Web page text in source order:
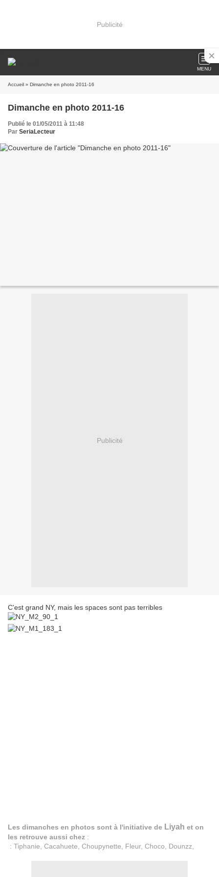
Publicité
MENU
Accueil » Dimanche en photo 2011-16
Dimanche en photo 2011-16
Publié le 01/05/2011 à 11:48
Par SeriaLecteur
Publicité
C'est grand NY, mais les spaces sont pas terribles
Les dimanches en photos sont à l'initiative de Liyah et on
les retrouve aussi chez :
: Tiphanie Cacahuete Choupynette Fleur, Choco Dounzz